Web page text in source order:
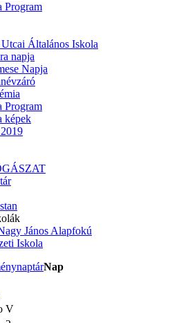
Program
Utcai Általános Iskola
napja
Napja
Program
képek
János Alapfokú
Iskola
Nap
V